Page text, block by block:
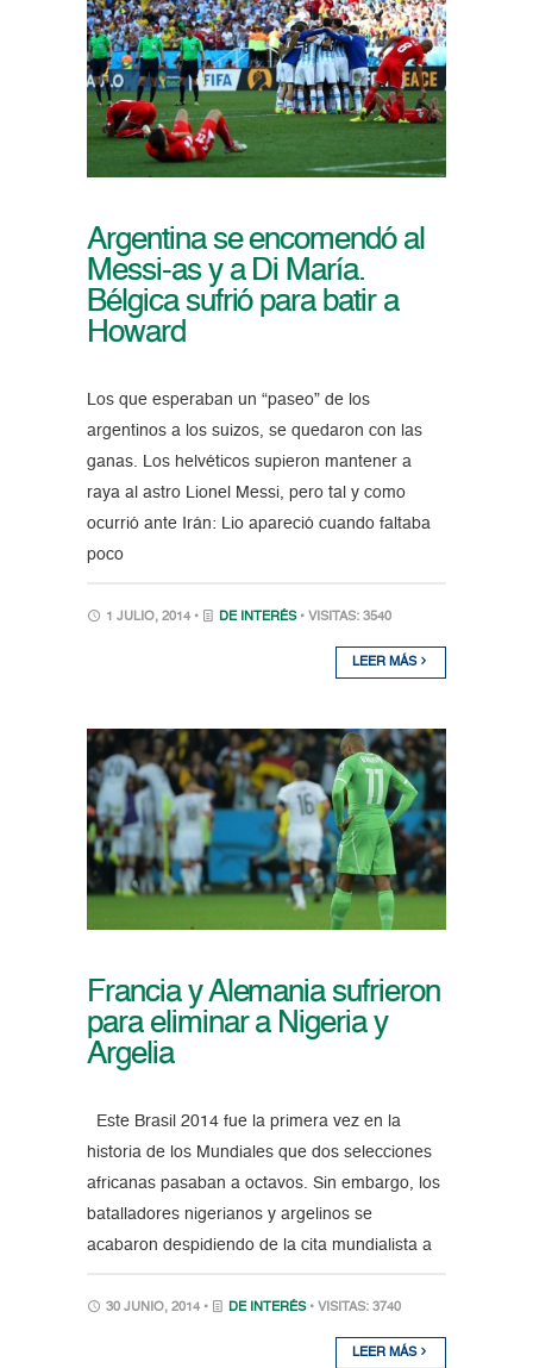
Argentina se encomendó al
Messi-as y a Di María.
Bélgica sufrió para batir a
Howard
Los que esperaban un “paseo” de los
argentinos a los suizos, se quedaron con las
ganas. Los helvéticos supieron mantener a
raya al astro Lionel Messi, pero tal y como
ocurrió ante Irán: Lio apareció cuando faltaba
poco
1 JULIO, 2014 • DE INTERÉS • VISITAS: 3540
LEER MÁS
Francia y Alemania sufrieron
para eliminar a Nigeria y
Argelia
Este Brasil 2014 fue la primera vez en la
historia de los Mundiales que dos selecciones
africanas pasaban a octavos. Sin embargo, los
batalladores nigerianos y argelinos se
acabaron despidiendo de la cita mundialista a
30 JUNIO, 2014 • DE INTERÉS • VISITAS: 3740
LEER MÁS